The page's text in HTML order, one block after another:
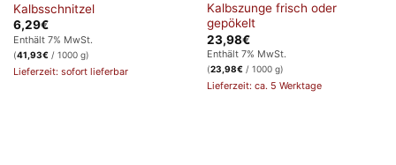
Kalbsschnitzel
6,29€
Enthält 7% MwSt.
(41,93€/ 1000 g)
Lieferzeit: sofort lieferbar
Kalbszunge frisch oder
gepökelt
23,98€
Enthält 7% MwSt.
(23,98€/ 1000 g)
Lieferzeit: ca. 5 Werktage